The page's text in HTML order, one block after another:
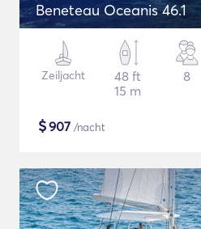
Beneteau Oceanis 46.1
Zeiljacht
48 ft
15 m
8
$907 /nacht